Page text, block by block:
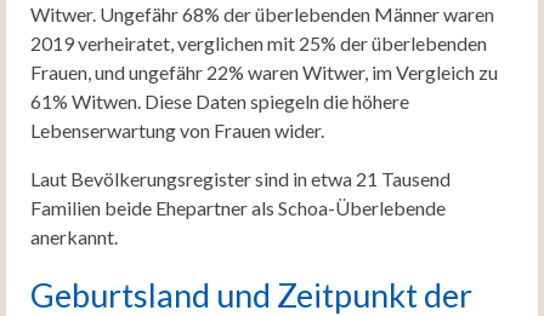
Witwer. Ungefähr 68% der überlebenden Männer waren
2019 verheiratet, verglichen mit 25% der überlebenden
Frauen, und ungefähr 22% waren Witwer, im Vergleich zu
61% Witwen. Diese Daten spiegeln die höhere
Lebenserwartung von Frauen wider.
Laut Bevölkerungsregister sind in etwa 21 Tausend
Familien beide Ehepartner als Schoa-Überlebende
anerkannt.
Geburtsland und Zeitpunkt der